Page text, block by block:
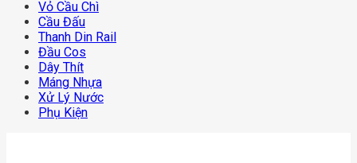
Vỏ Cầu Chì
Cầu Đấu
Thanh Din Rail
Đầu Cos
Dây Thít
Máng Nhựa
Xử Lý Nước
Phụ Kiện